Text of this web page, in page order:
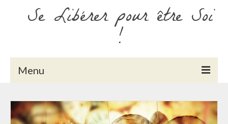
Se Libérer pour être Soi
!
Menu
Psychogénéalogie